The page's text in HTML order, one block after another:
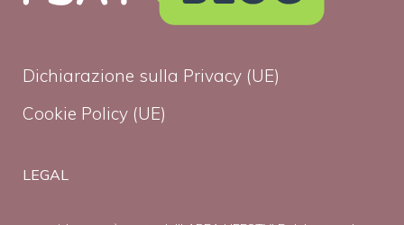
Dichiarazione sulla Privacy (UE)
Cookie Policy (UE)
LEGAL